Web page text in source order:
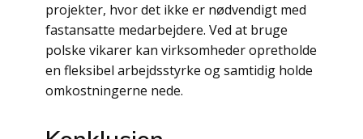
projekter, hvor det ikke er nødvendigt med
fastansatte medarbejdere. Ved at bruge
polske vikarer kan virksomheder opretholde
en fleksibel arbejdsstyrke og samtidig holde
omkostningerne nede.